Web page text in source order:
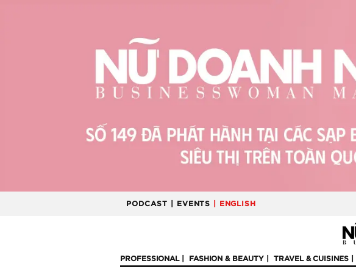
PODCAST | EVENTS | ENGLISH
PROFESSIONAL FASHION & BEAUTY TRAVEL & CUISINES